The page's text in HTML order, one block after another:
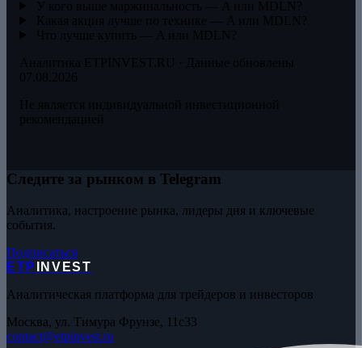
Следите за рынком в Telegram
Аналитика, настроение рынка, лидеры дня и ключевые
события.
Подписаться
ETP
INVEST
Аналитическая платформа для трейдеров и инвесторов
Москва, ул. Тимура Фрунзе, 11с33
contact@etpinvest.ru